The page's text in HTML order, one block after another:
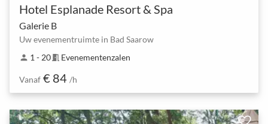
Hotel Esplanade Resort & Spa
Galerie B
Uw evenementruimte in Bad Saarow
person 1 - 20meeting_room Evenementenzalen
Vanaf € 84 /h